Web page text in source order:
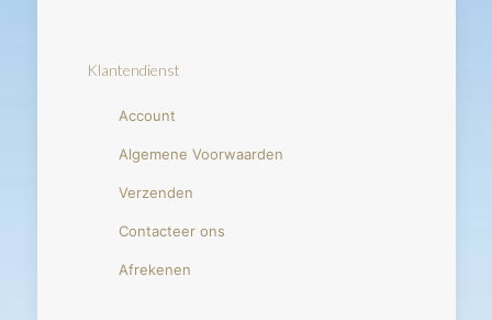
Klantendienst
Account
Algemene Voorwaarden
Verzenden
Contacteer ons
Afrekenen